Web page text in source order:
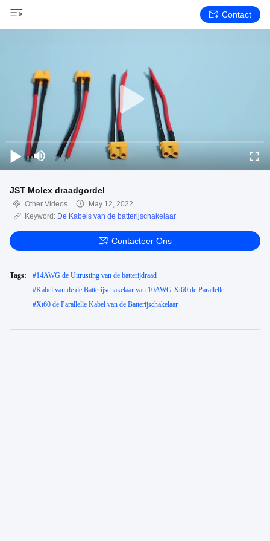
Contact
JST Molex draadgordel
Other Videos
May 12, 2022
Keyword: De Kabels van de batterijschakelaar
Contacteer Ons
Tags: #14AWG de Uitrusting van de batterijdraad
#Kabel van de de Batterijschakelaar van 10AWG Xt60 de Parallelle
#Xt60 de Parallelle Kabel van de Batterijschakelaar